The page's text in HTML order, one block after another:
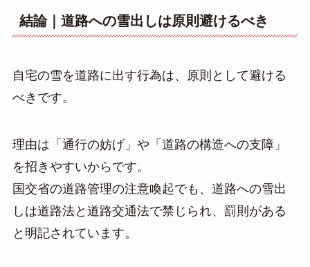
結論｜道路への雪出しは原則避けるべき
自宅の雪を道路に出す行為は、原則として避ける
べきです。
理由は「通行の妨げ」や「道路の構造への支障」
を招きやすいからです。
国交省の道路管理の注意喚起でも、道路への雪出
しは道路法と道路交通法で禁じられ、罰則がある
と明記されています。